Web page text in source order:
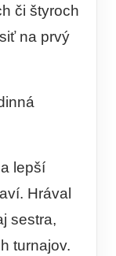
či štyroch
na prvý
lepší
Hrával
sestra,
turnajov.